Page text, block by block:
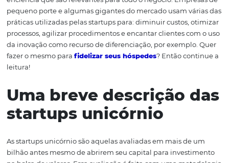
O bom de usar as startups unicórnio para escrever este
para você é que se trata de um tema fascinante e que
a pensar “fora da caixa”. Também podemos apontar
eficiência que são relevantes para todo o negócio.
práticas utilizadas pelas startups para: diminuir custos,
processos, agilizar procedimentos e encantar clientes
da inovação como recurso de diferenciação, por
leitura!